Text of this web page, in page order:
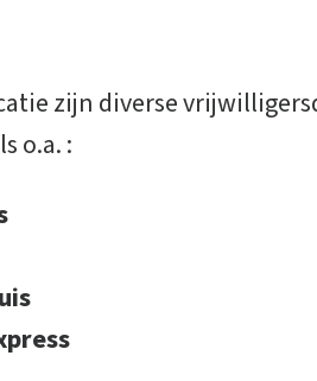
zijn diverse
o.a. :